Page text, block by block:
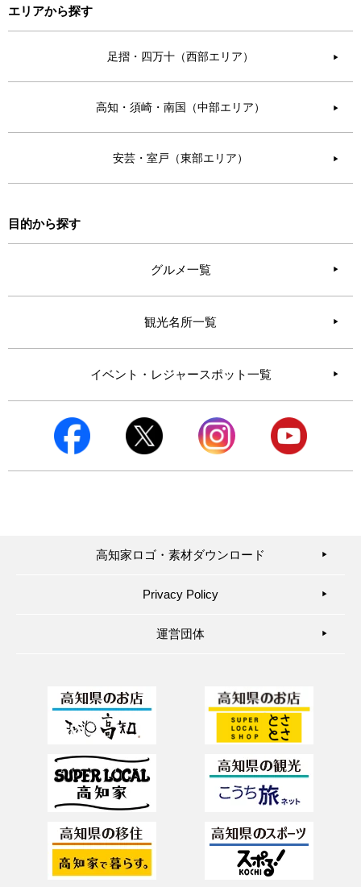
エリアから探す
足摺・四万十（西部エリア） ▶︎
高知・須崎・南国（中部エリア） ▶︎
安芸・室戸（東部エリア） ▶︎
目的から探す
グルメ一覧
観光名所一覧
イベント・レジャースポット一覧
高知家ロゴ・素材ダウンロード ▶︎
Privacy Policy ▶︎
運営団体 ▶︎